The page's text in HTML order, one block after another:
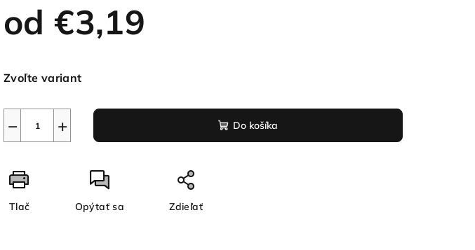
od €3,19
cena:
Zvoľte variant
+
− Do košíka
Tlač Opýtať sa Zdieľať